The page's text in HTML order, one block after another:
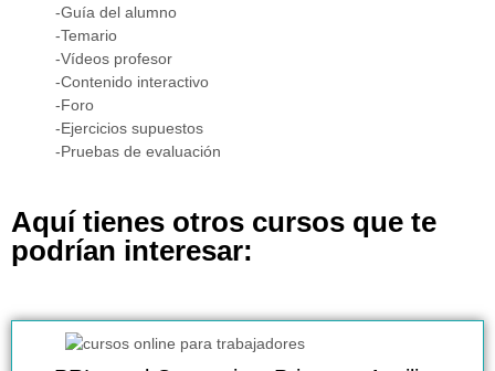
-Guía del alumno
-Temario
-Vídeos profesor
-Contenido interactivo
-Foro
-Ejercicios supuestos
-Pruebas de evaluación
Aquí tienes otros cursos que te
podrían interesar: